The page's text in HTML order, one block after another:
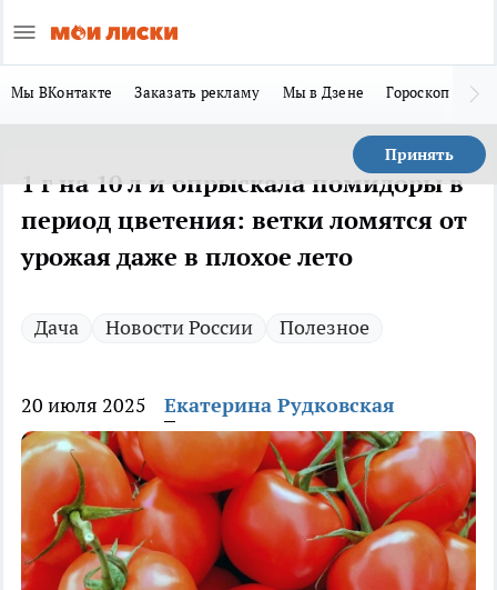
Мы ВКонтакте Заказать рекламу Мы в Дзене Гороскоп
Принять
1 г на 10 л и опрыскала помидоры в
период цветения: ветки ломятся от
урожая даже в плохое лето
Дача Новости России Полезное
20 июля 2025 Екатерина Рудковская